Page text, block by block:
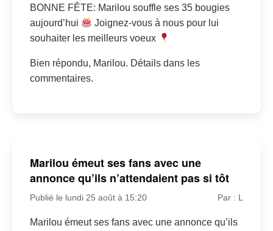
BONNE FÊTE: Marilou souffle ses 35 bougies
aujourd’hui
Joignez-vous à nous pour lui
souhaiter les meilleurs voeux
Bien répondu, Marilou. Détails dans les
commentaires.
Marilou émeut ses fans avec une
annonce qu’ils n’attendaient pas si tôt
Publié le lundi 25 août à 15:20 Par : L
Marilou émeut ses fans avec une annonce qu’ils